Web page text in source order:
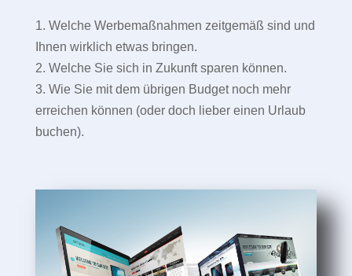
1. Welche Werbemaßnahmen zeitgemäß sind und
Ihnen wirklich etwas bringen.
2. Welche Sie sich in Zukunft sparen können.
3. Wie Sie mit dem übrigen Budget noch mehr
erreichen können (oder doch lieber einen Urlaub
buchen).